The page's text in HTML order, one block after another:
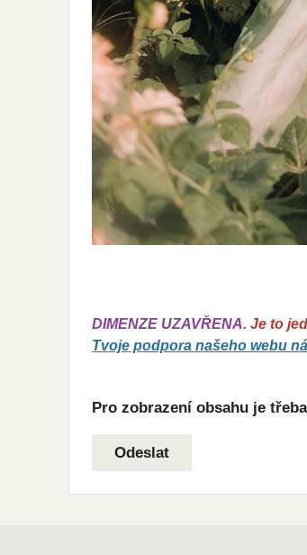
DIMENZE UZAVŘENA. Je to
Tvoje podpora našeho webu
Pro zobrazení obsahu je